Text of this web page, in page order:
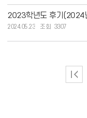
2024.05.23
3307